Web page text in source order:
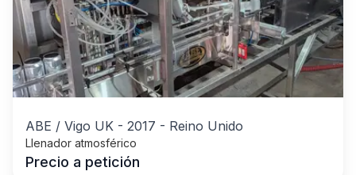
ABE / Vigo UK - 2017 - Reino Unido
Llenador atmosférico
Precio a petición